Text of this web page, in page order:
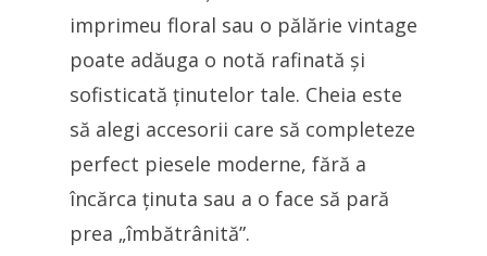
imprimeu floral sau o pălărie vintage
poate adăuga o notă rafinată și
sofisticată ținutelor tale. Cheia este
să alegi accesorii care să completeze
perfect piesele moderne, fără a
încărca ținuta sau a o face să pară
prea „îmbătrânită”.